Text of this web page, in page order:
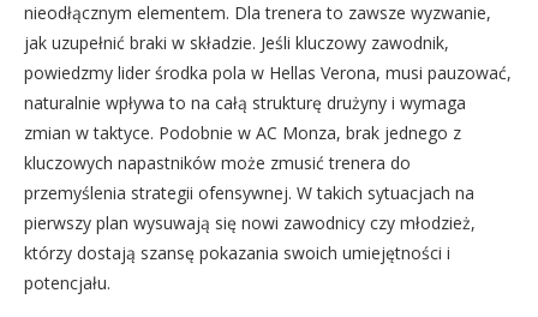
nieodłącznym elementem. Dla trenera to zawsze wyzwanie,
jak uzupełnić braki w składzie. Jeśli kluczowy zawodnik,
powiedzmy lider środka pola w Hellas Verona, musi pauzować,
naturalnie wpływa to na całą strukturę drużyny i wymaga
zmian w taktyce. Podobnie w AC Monza, brak jednego z
kluczowych napastników może zmusić trenera do
przemyślenia strategii ofensywnej. W takich sytuacjach na
pierwszy plan wysuwają się nowi zawodnicy czy młodzież,
którzy dostają szansę pokazania swoich umiejętności i
potencjału.